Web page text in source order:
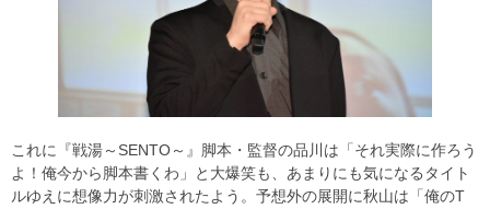
これに『戦湯～SENTO～』脚本・監督の品川は「それ実際に作ろう
よ！俺今から脚本書くわ」と大爆笑も、あまりにも気になるタイト
ルゆえに想像力が刺激されたよう。予想外の展開に秋山は「俺のT